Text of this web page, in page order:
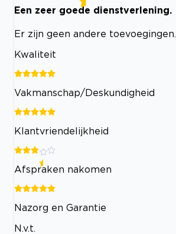
Een zeer goede dienstverlening.
Er zijn geen andere toevoegingen.
Kwaliteit
Vakmanschap/Deskundigheid
Klantvriendelijkheid
Afspraken nakomen
Nazorg en Garantie
N.v.t.